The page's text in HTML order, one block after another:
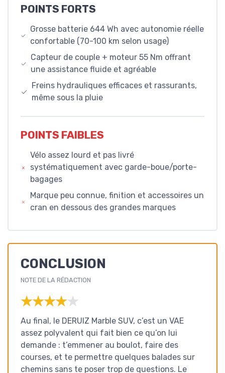
POINTS FORTS
Grosse batterie 644 Wh avec autonomie réelle
confortable (70-100 km selon usage)
Capteur de couple + moteur 55 Nm offrant
une assistance fluide et agréable
Freins hydrauliques efficaces et rassurants,
même sous la pluie
POINTS FAIBLES
Vélo assez lourd et pas livré
systématiquement avec garde-boue/porte-
bagages
Marque peu connue, finition et accessoires un
cran en dessous des grandes marques
CONCLUSION
NOTE DE LA RÉDACTION
★★★★★
★★★★★
Au final, le DERUIZ Marble SUV, c’est un VAE
assez polyvalent qui fait bien ce qu’on lui
demande : t’emmener au boulot, faire des
courses, et te permettre quelques balades sur
chemins sans te poser trop de questions. Le